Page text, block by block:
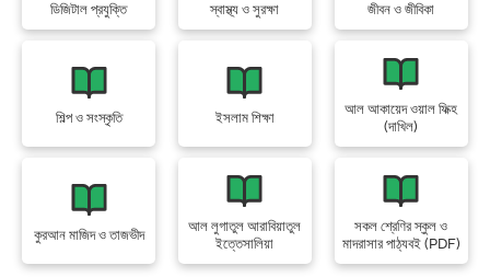
ডিজিটাল প্রযুক্তি স্বাস্থ্য ও সুরক্ষা জীবন ও জীবিকা
শিল্প ও সংস্কৃতি ইসলাম শিক্ষা
আল আকায়েদ ওয়াল ফিক্হ
(দাখিল)
কুরআন মাজিদ ও তাজভীদ
আল লুগাতুল আরাবিয়াতুল
ইত্তেসালিয়া
সকল শ্রেণির স্কুল ও
মাদরাসার পাঠ্যবই (PDF)